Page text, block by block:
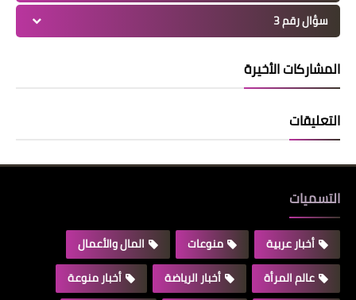
سؤال رقم 3
المشاركات الأخيرة
التعليقات
التسميات
أخبار عربية منوعات
المال والأعمال
عالم المرأة
أخبار الرياضة
أخبار منوعة